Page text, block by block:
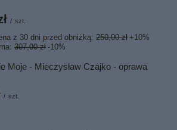
/ szt.
z 30 dni przed obniżką: 250,00 zł +10%
307,00 zł -10%
Moje - Mieczysław Czajko - oprawa
/ szt.